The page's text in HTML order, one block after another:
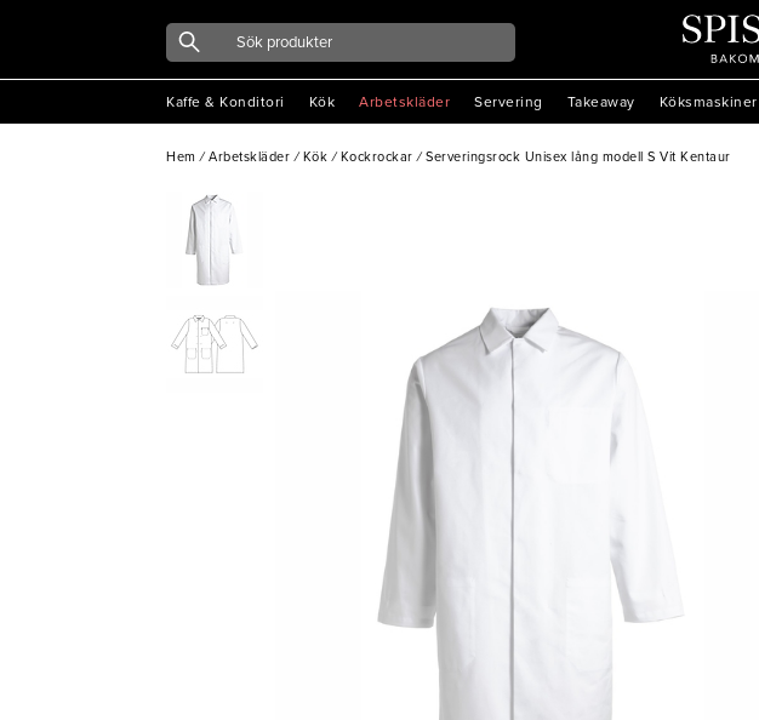
Kaffe & Konditori Kök Arbetskläder Servering Takeaway Köksmaskiner
Hem / Arbetskläder / Kök / Kockrockar / Serveringsrock Unisex lång modell S Vit Kentaur